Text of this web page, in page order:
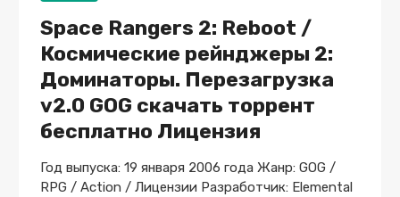
Space Rangers 2: Reboot /
Космические рейнджеры 2:
Доминаторы. Перезагрузка
v2.0 GOG скачать торрент
бесплатно Лицензия
Год выпуска: 19 января 2006 года Жанр: GOG /
RPG / Action / Лицензии Разработчик: Elemental